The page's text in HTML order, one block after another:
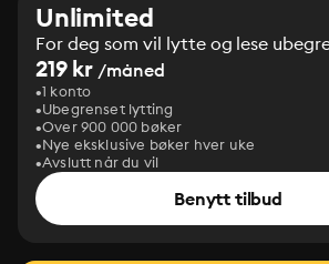
Unlimited
For deg som vil lytte og lese
219 kr /måned
1 konto
Ubegrenset lytting
Over 900 000 bøker
Nye eksklusive bøker hver uke
Avslutt når du vil
Benytt tilbud